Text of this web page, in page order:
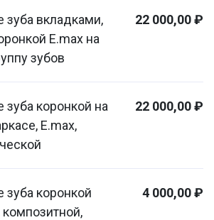
зуба вкладками,
E.max на
зубов
22 000,00 ₽
зуба коронкой на
E.max,
22 000,00 ₽
зуба коронкой
4 000,00 ₽